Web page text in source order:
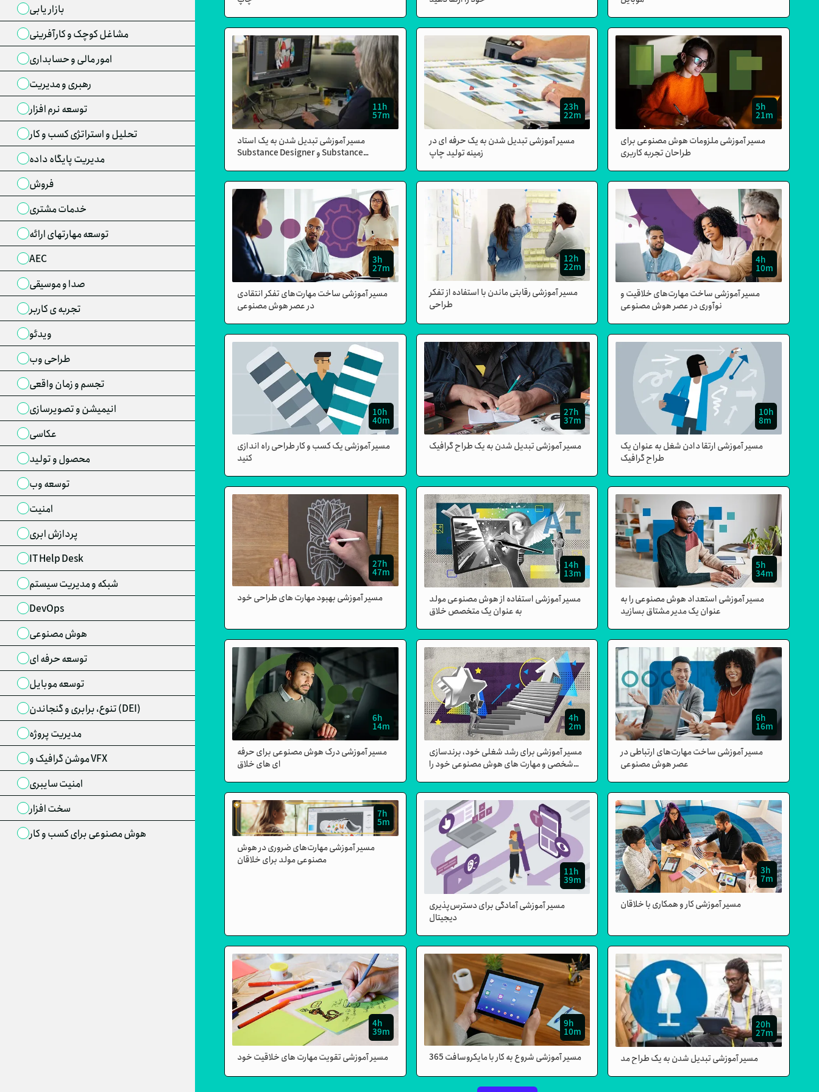
11h
57m
مسیر آموزشی تبدیل شدن به یک استاد
Substance Designer و Substance
23h
22m
مسیر آموزشی تبدیل شدن به یک حرفه ای در
زمینه تولید چاپ
5h
21m
مسیر آموزشی ملزومات هوش مصنوعی برای
طراحان تجربه کاربری
3h
27m
مسیر آموزشی ساخت مهارت‌های تفکر انتقادی
در عصر هوش مصنوعی
12h
22m
مسیر آموزشی رقابتی ماندن با استفاده از تفکر
طراحی
4h
10m
مسیر آموزشی ساخت مهارت‌های خلاقیت و
نوآوری در عصر هوش مصنوعی
10h
40m
مسیر آموزشی یک کسب و کار طراحی راه اندازی
کنید
27h
37m
مسیر آموزشی تبدیل شدن به یک طراح گرافیک
10h
8m
مسیر آموزشی ارتقا دادن شغل به عنوان یک
طراح گرافیک
27h
47m
مسیر آموزشی بهبود مهارت های طراحی خود
14h
13m
مسیر آموزشی استفاده از هوش مصنوعی مولد
به عنوان یک متخصص خلاق
5h
34m
مسیر آموزشی استعداد هوش مصنوعی را به
عنوان یک مدیر مشتاق بسازید
6h
14m
مسیر آموزشی درک هوش مصنوعی برای حرفه
ای های خلاق
4h
2m
مسیر آموزشی برای رشد شغلی خود، برندسازی
شخصی و مهارت های هوش مصنوعی خود را
6h
16m
مسیر آموزشی ساخت مهارت‌های ارتباطی در
عصر هوش مصنوعی
7h
5m
مسیر آموزشی مهارت‌های ضروری در هوش
مصنوعی مولد برای خلاقان
11h
39m
مسیر آموزشی آمادگی برای دسترس‌پذیری
دیجیتال
3h
7m
مسیر آموزشی کار و همکاری با خلاقان
4h
39m
مسیر آموزشی تقویت مهارت های خلاقیت خود
9h
10m
مسیر آموزشی شروع به کار با مایکروسافت 365
20h
27m
مسیر آموزشی تبدیل شدن به یک طراح مد
بازار یابی
مشاغل کوچک و کارآفرینی
امور مالی و حسابداری
رهبری و مدیریت
توسعه نرم افزار
تحلیل و استراتژی کسب و کار
مدیریت پایگاه داده
فروش
خدمات مشتری
توسعه مهارتهای ارائه
AEC
صدا و موسیقی
تجربه ی کاربر
ویدئو
طراحی وب
تجسم و زمان واقعی
انیمیشن و تصویرسازی
عکاسی
محصول و تولید
توسعه وب
امنیت
پردازش ابری
IT Help Desk
شبکه و مدیریت سیستم
DevOps
هوش مصنوعی
توسعه حرفه ای
توسعه موبایل
تنوع، برابری و گنجاندن (DEI)
مدیریت پروژه
موشن گرافیک و VFX
امنیت سایبری
سخت افزار
هوش مصنوعی برای کسب و کار